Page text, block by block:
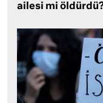
ailesi mi